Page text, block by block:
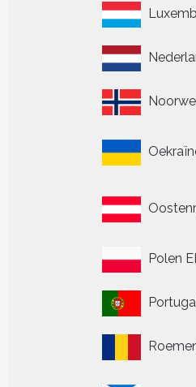
Polen